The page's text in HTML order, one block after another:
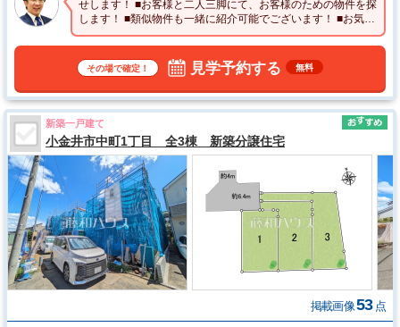
せします！ ■お客様と二人三脚にて、お客様のための物件を探
します！ ■類似物件も一緒に紹介可能でございます！ ■お気軽
に問い合わせくださいませ♪
その場で確定！ 見学予約する 無料
新築一戸建て
小金井市中町1丁目 全3棟 新築分譲住宅
掲載画像53 点